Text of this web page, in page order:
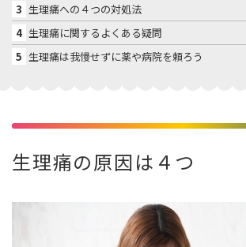
3 生理痛への４つの対処法
4 生理痛に関するよくある疑問
5 生理痛は我慢せずに薬や病院を頼ろう
生理痛の原因は４つ